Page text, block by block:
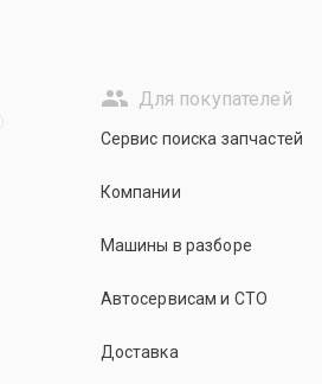
Для покупателей
Сервис поиска запчастей
Компании
Машины в разборе
Автосервисам и СТО
Доставка